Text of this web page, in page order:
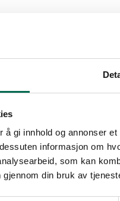
gi innhold og annonser
informasjon om
som kan
din bruk av